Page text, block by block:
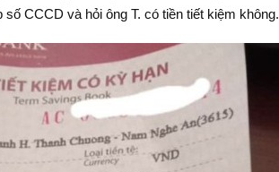
CCCD và hỏi ông T. có tiền tiết kiệm không.